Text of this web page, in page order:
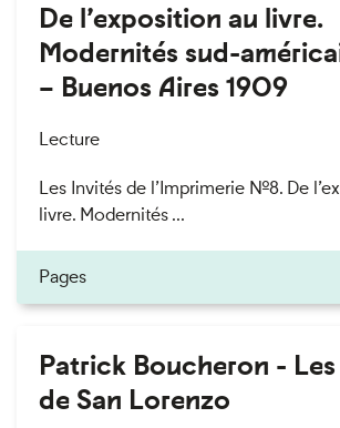
De l’exposition au livre.
Modernités sud-
– Buenos Aires 1909
Lecture
Les Invités de l’Imprimerie n°8. De
livre. Modernités ...
Pages
Patrick Boucheron -
de San Lorenzo